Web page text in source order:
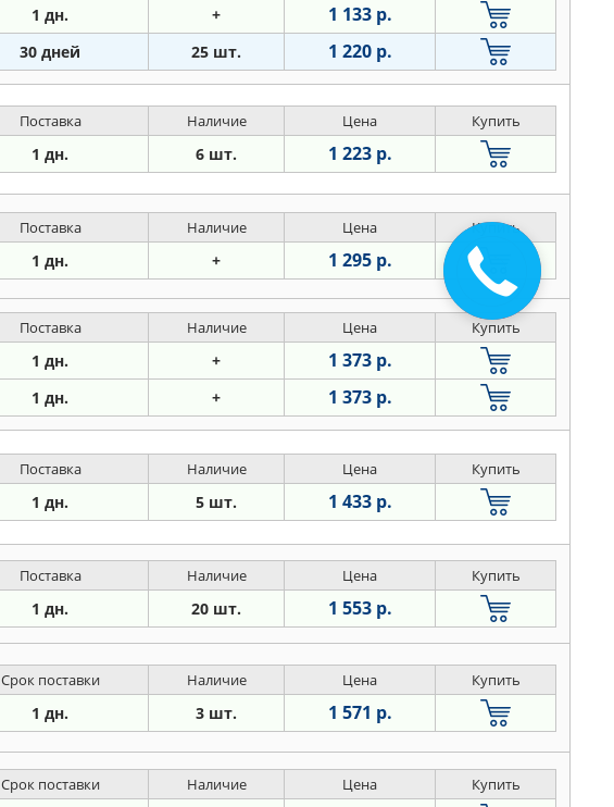
1 дн. + 1 133 р.
30 дней 25 шт. 1 220 р.
Поставка Наличие Цена Купить
1 дн. 6 шт. 1 223 р.
Поставка Наличие Цена Купить
1 дн. + 1 295 р.
Поставка Наличие Цена Купить
1 дн. + 1 373 р.
1 дн. + 1 373 р.
Поставка Наличие Цена Купить
1 дн. 5 шт. 1 433 р.
Поставка Наличие Цена Купить
1 дн. 20 шт. 1 553 р.
Срок поставки Наличие Цена Купить
1 дн. 3 шт. 1 571 р.
Срок поставки Наличие Цена Купить
Закажите
звонок